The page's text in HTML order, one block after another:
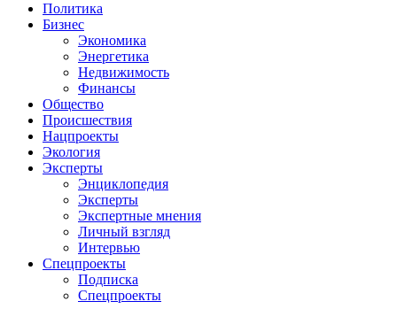
Политика
Бизнес
Экономика
Энергетика
Недвижимость
Финансы
Общество
Происшествия
Нацпроекты
Экология
Эксперты
Энциклопедия
Эксперты
Экспертные мнения
Личный взгляд
Интервью
Спецпроекты
Подписка
Спецпроекты